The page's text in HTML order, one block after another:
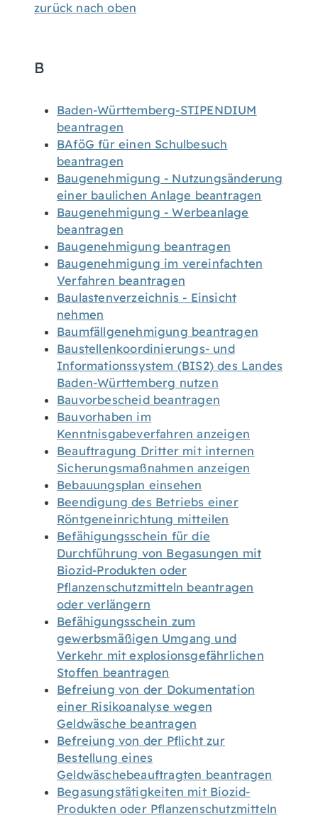
zurück nach oben
B
Baden-Württemberg-STIPENDIUM
beantragen
BAföG für einen Schulbesuch
beantragen
Baugenehmigung - Nutzungsänderung
einer baulichen Anlage beantragen
Baugenehmigung - Werbeanlage
beantragen
Baugenehmigung beantragen
Baugenehmigung im vereinfachten
Verfahren beantragen
Baulastenverzeichnis - Einsicht
nehmen
Baumfällgenehmigung beantragen
Baustellenkoordinierungs- und
Informationssystem (BIS2) des Landes
Baden-Württemberg nutzen
Bauvorbescheid beantragen
Bauvorhaben im
Kenntnisgabeverfahren anzeigen
Beauftragung Dritter mit internen
Sicherungsmaßnahmen anzeigen
Bebauungsplan einsehen
Beendigung des Betriebs einer
Röntgeneinrichtung mitteilen
Befähigungsschein für die
Durchführung von Begasungen mit
Biozid-Produkten oder
Pflanzenschutzmitteln beantragen
oder verlängern
Befähigungsschein zum
gewerbsmäßigen Umgang und
Verkehr mit explosionsgefährlichen
Stoffen beantragen
Befreiung von der Dokumentation
einer Risikoanalyse wegen
Geldwäsche beantragen
Befreiung von der Pflicht zur
Bestellung eines
Geldwäschebeauftragten beantragen
Begasungstätigkeiten mit Biozid-
Produkten oder Pflanzenschutzmitteln